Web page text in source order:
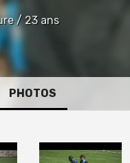
/ 23 ans
PHOTOS